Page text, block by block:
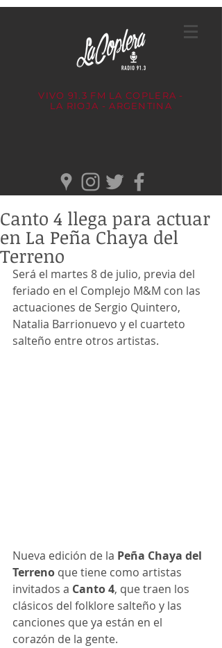
VIVO 91.3 FM LA COPLERA -
LA RIOJA - ARGENTINA
Canto 4 llega para actuar
en La Peña Chaya del
Terreno
Será el martes 8 de julio, previa del
feriado en el Complejo M&M con las
actuaciones de Sergio Quintero,
Natalia Barrionuevo y el cuarteto
salteño entre otros artistas.
Nueva edición de la Peña Chaya del
Terreno que tiene como artistas
invitados a Canto 4, que traen los
clásicos del folklore salteño y las
canciones que ya están en el
corazón de la gente.